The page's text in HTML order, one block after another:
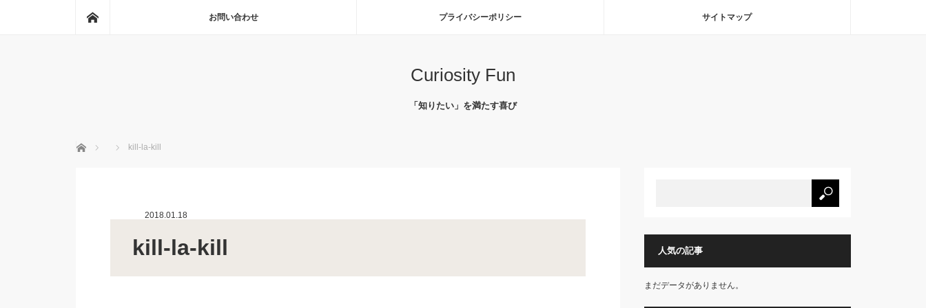
お問い合わせ プライバシーポリシー サイトマップ
Curiosity Fun
「知りたい」を満たす喜び
ホーム kill-la-kill
2018.01.18
kill-la-kill 人気の記事
まだデータがありません。